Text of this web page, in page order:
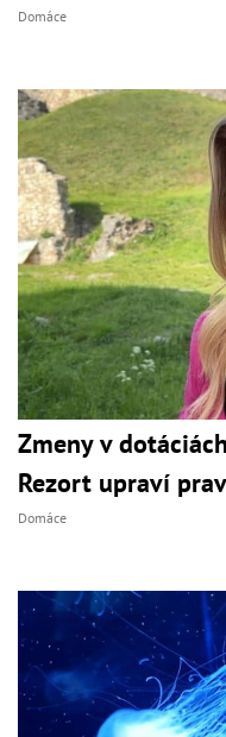
Domáce
Zmeny v
Rezort upraví
Domáce